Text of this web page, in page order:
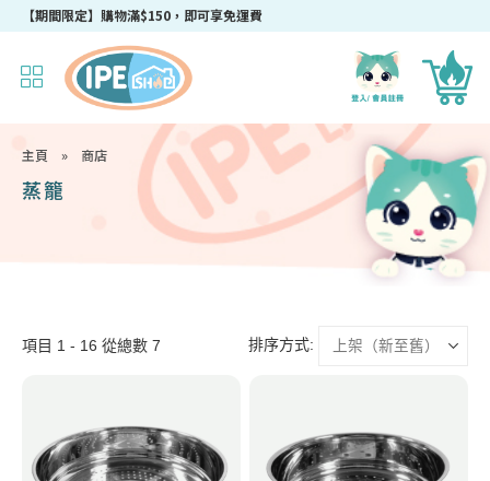
【期間限定】購物滿$150，即可享免運費
主頁 » 商店
蒸籠
項目 1 - 16 從總數 7 排序方式: